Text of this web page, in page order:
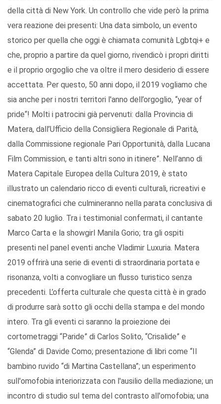
della città di New York. Un controllo che vide però la prima
vera reazione dei presenti: Una data simbolo, un evento
storico per quella che oggi è chiamata comunità Lgbtqi+ e
che, proprio a partire da quel giorno, rivendicò i propri diritti
e il proprio orgoglio che va oltre il mero desiderio di essere
accettata. Per questo, 50 anni dopo, il 2019 vogliamo che
sia anche per i nostri territori l'anno dell’orgoglio, “year of
pride“! Molti i patrocini già pervenuti: dalla Provincia di
Matera, dall’Ufficio della Consigliera Regionale di Parità,
dalla Commissione regionale Pari Opportunità, dalla Lucana
Film Commission, e tanti altri sono in itinere”. Nell’anno di
Matera Capitale Europea della Cultura 2019, è stato
illustrato un calendario ricco di eventi culturali, ricreativi e
cinematografici che culmineranno nella parata conclusiva di
sabato 20 luglio. Tra i testimonial confermati, il cantante
Marco Carta e la showgirl Manila Gorio; tra gli ospiti
presenti nel panel eventi anche Vladimir Luxuria. Matera
2019 offrirà una serie di eventi di straordinaria portata e
risonanza, volti a convogliare un flusso turistico senza
precedenti. L’offerta culturale che questa città è in grado
di produrre sarà sotto gli occhi della stampa e del mondo
intero. Tra gli eventi ci saranno la proiezione dei
cortometraggi “Paride” di Carlos Solito, “Crisalide” e
“Glenda” di Davide Como; presentazione di libri come “Il
bambino ruvido “di Martina Castellana”; un esperimento
sull'omofobia interiorizzata con l'ausilio della mediazione; un
incontro di studio sul tema del contrasto all'omofobia; una